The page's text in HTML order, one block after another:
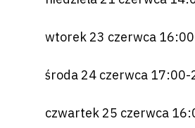
wtorek 23 czerwca
środa 24 czerwca
czwartek 25 czerwca